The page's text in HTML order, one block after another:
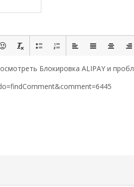
Блокировка ALIPAY и